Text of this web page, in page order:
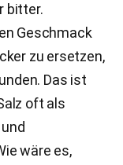
bitter.
Geschmack
zu ersetzen,
Das ist
oft als
wäre es,